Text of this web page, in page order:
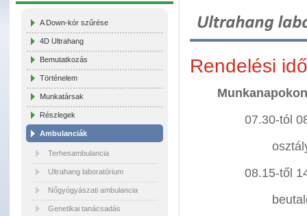
A Down-kór szűrése
4D Ultrahang
Bemutatkozás
Történelem
Munkatársak
Részlegek
Ambulanciák
Terhesambulancia
Ultrahang laboratórium
Nőgyógyászati ambulancia
Genetikai tanácsadás
Rendelési
07.30-tól
08.15-től